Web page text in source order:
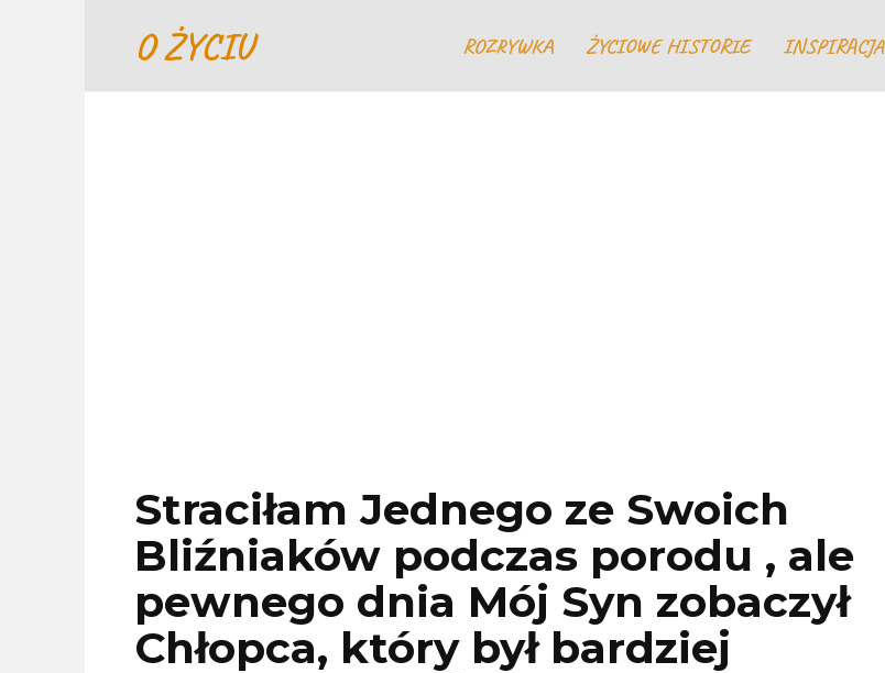
O ŻYCIU ROZRYWKA ŻYCIOWE HISTORIE INSPIRACJA
Straciłam Jednego ze Swoich
Bliźniaków podczas porodu , ale
pewnego dnia Mój Syn zobaczył
Chłopca, który był bardziej